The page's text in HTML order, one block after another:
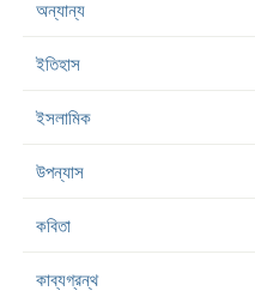
অন্যান্য
ইতিহাস
ইসলামিক
উপন্যাস
কবিতা
কাব্যগ্রন্থ